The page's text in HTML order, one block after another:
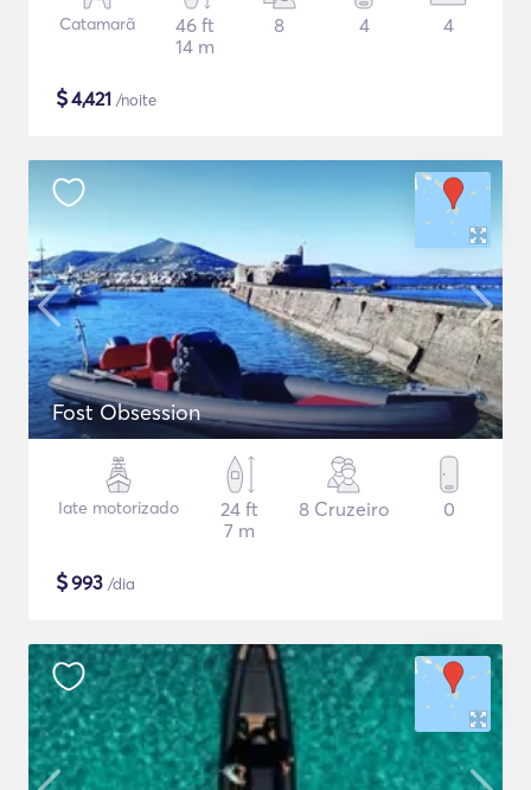
Catamarã
46 ft
14 m
8 4 4
$4,421 /noite
Fost Obsession
Iate motorizado
24 ft
7 m
8 Cruzeiro 0
$993 /dia